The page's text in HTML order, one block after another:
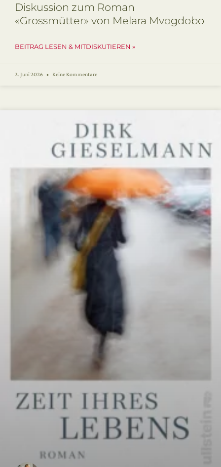
Diskussion zum Roman
«Grossmütter» von Melara Mvogdobo
BEITRAG LESEN & MITDISKUTIEREN »
2. Juni 2026 Keine Kommentare